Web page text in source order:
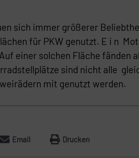
sich immer größerer
für PKW genutzt. E i n
einer solchen Fläche fänden
sind nicht alle
mit genutzt werden.
Email Drucken